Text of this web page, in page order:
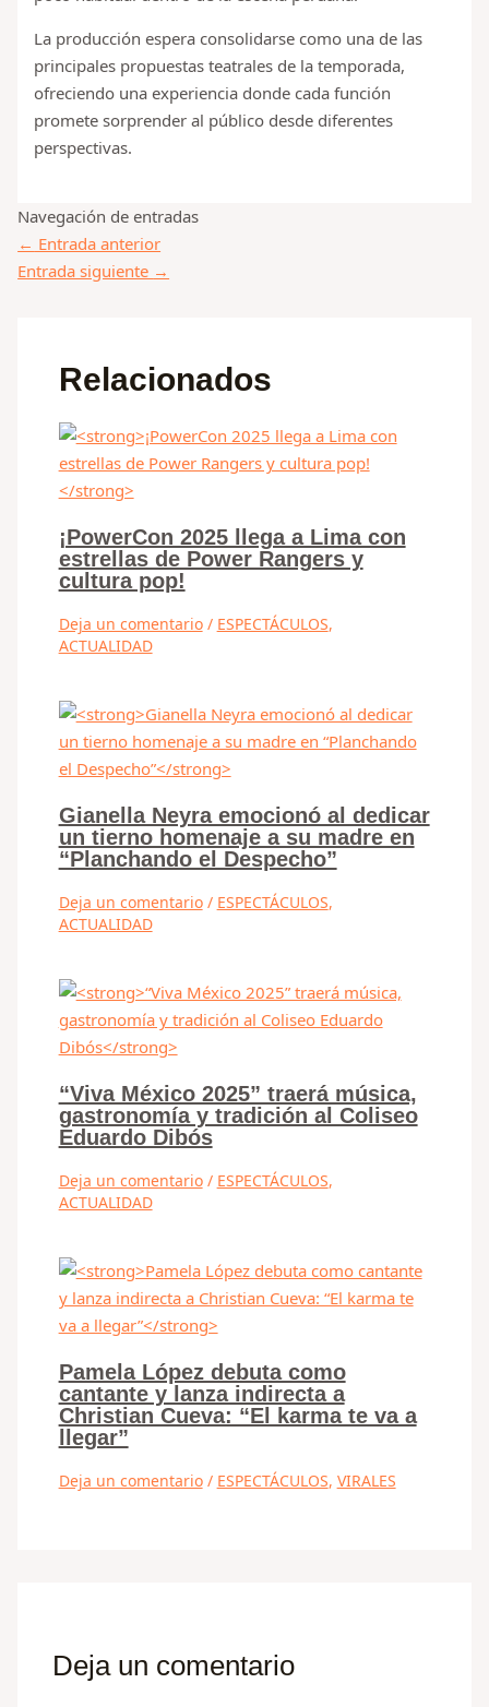
La producción espera consolidarse como una de las
principales propuestas teatrales de la temporada,
ofreciendo una experiencia donde cada función
promete sorprender al público desde diferentes
perspectivas.
Navegación de entradas
← Entrada anterior
Entrada siguiente →
Relacionados
¡PowerCon 2025 llega a Lima con
estrellas de Power Rangers y
cultura pop!
Deja un comentario / ESPECTÁCULOS,
ACTUALIDAD
Gianella Neyra emocionó al dedicar
un tierno homenaje a su madre en
“Planchando el Despecho”
Deja un comentario / ESPECTÁCULOS,
ACTUALIDAD
“Viva México 2025” traerá música,
gastronomía y tradición al Coliseo
Eduardo Dibós
Deja un comentario / ESPECTÁCULOS,
ACTUALIDAD
Pamela López debuta como
cantante y lanza indirecta a
Christian Cueva: “El karma te va a
llegar”
Deja un comentario / ESPECTÁCULOS, VIRALES
Deja un comentario